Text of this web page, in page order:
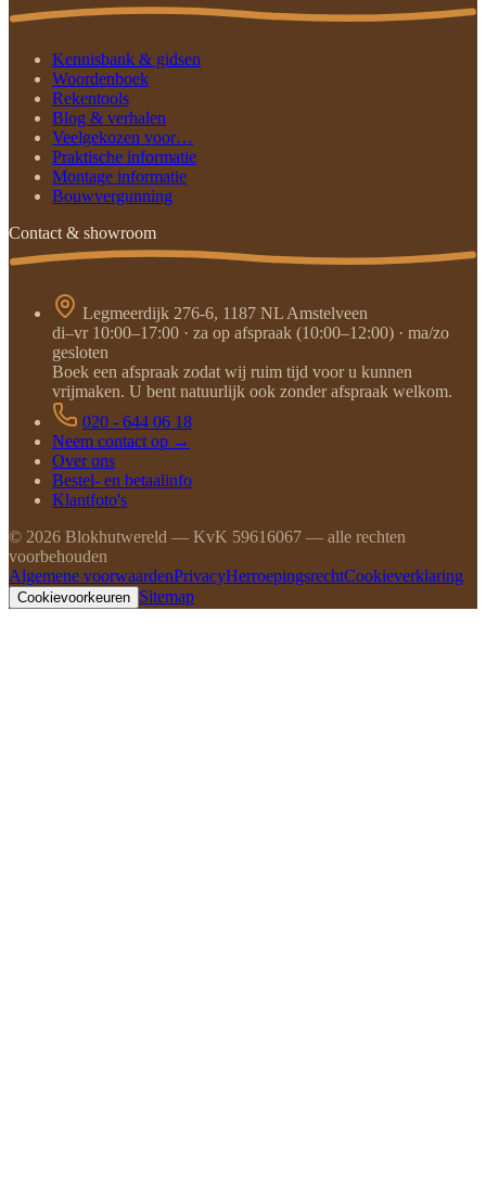
Kennisbank & gidsen
Woordenboek
Rekentools
Blog & verhalen
Veelgekozen voor…
Praktische informatie
Montage informatie
Bouwvergunning
Contact & showroom
Legmeerdijk 276-6, 1187 NL Amstelveen
di–vr 10:00–17:00 · za op afspraak (10:00–12:00) · ma/zo
gesloten
Boek een afspraak zodat wij ruim tijd voor u kunnen
vrijmaken. U bent natuurlijk ook zonder afspraak welkom.
020 - 644 06 18
Neem contact op →
Over ons
Bestel- en betaalinfo
Klantfoto's
© 2026 Blokhutwereld — KvK 59616067 — alle rechten
voorbehouden
Algemene voorwaardenPrivacyHerroepingsrechtCookieverklaring
Cookievoorkeuren Sitemap